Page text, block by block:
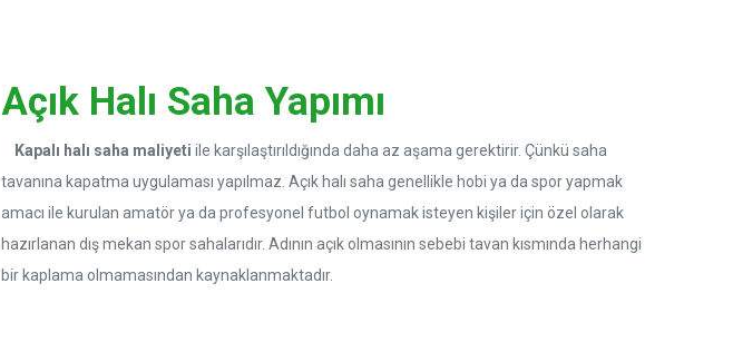
Açık Halı Saha Yapımı
Kapalı halı saha maliyeti ile karşılaştırıldığında daha az aşama gerektirir. Çünkü saha
tavanına kapatma uygulaması yapılmaz. Açık halı saha genellikle hobi ya da spor yapmak
amacı ile kurulan amatör ya da profesyonel futbol oynamak isteyen kişiler için özel olarak
hazırlanan dış mekan spor sahalarıdır. Adının açık olmasının sebebi tavan kısmında herhangi
bir kaplama olmamasından kaynaklanmaktadır.